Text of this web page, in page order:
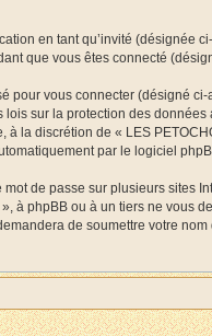
en tant qu’invité (désignée
que vous êtes connecté
pour vous connecter (désigné
sur la protection des
la discrétion de « LES
par le logiciel
de passe sur plusieurs sites
à phpBB ou à un tiers ne vous
de soumettre votre